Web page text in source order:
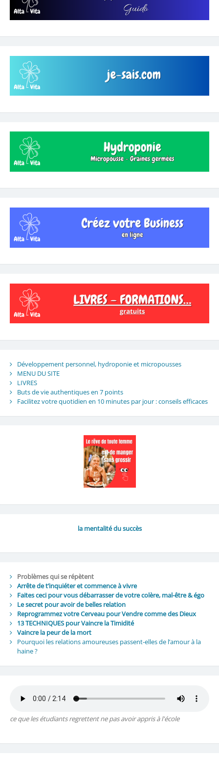
Développement personnel, hydroponie et micropousses
MENU DU SITE
LIVRES
Buts de vie authentiques en 7 points
Facilitez votre quotidien en 10 minutes par jour : conseils efficaces
la mentalité du succès
Problèmes qui se répètent
Arrête de t’inquiéter et commence à vivre
Faites ceci pour vous débarrasser de votre colère, mal-être & égo
Le secret pour avoir de belles relation
Reprogrammez votre Cerveau pour Vendre comme des Dieux
13 TECHNIQUES pour Vaincre la Timidité
Vaincre la peur de la mort
Pourquoi les relations amoureuses passent-elles de l’amour à la
haine ?
ce que les étudiants regrettent ne pas avoir appris à l'école